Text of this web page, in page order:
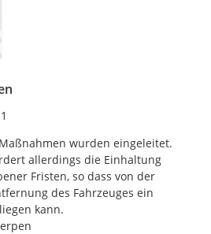
wurden eingeleitet.
allerdings die Einhaltung
Fristen, so dass von der
des Fahrzeuges ein
kann.